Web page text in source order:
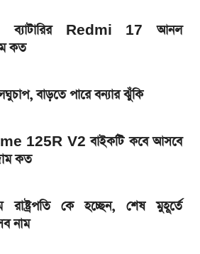
৬.৮৩ ইঞ্চির কার্ভড AMOLED
সূর্যগ্রহণ কবে, কোথা থেকে দেখা
ব্যাটারির Redmi 17 আনল
কত
বাড়তে পারে বন্যার ঝুঁকি
125R V2 বাইকটি কবে আসবে
কত
কে হচ্ছেন, শেষ মুহূর্তে
নাম